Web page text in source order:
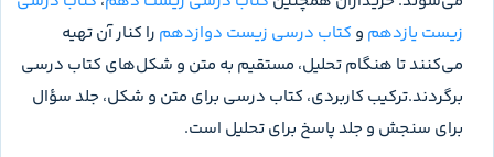
برای تست‌های تصویری، بخش مورد استناد شکل را با مداد در کتاب
درسی پیدا کن. برای تست‌های ترکیبی، کنار شماره سؤال بنویس
ارتباط بین کدام فصل‌ها یا پایه‌هاست. برچسب‌های +۱۰، +۱۱ و +۱۲
همین کار را سریع‌تر می‌کنند. در پایان هر فصل، یک برگه خلاصه از